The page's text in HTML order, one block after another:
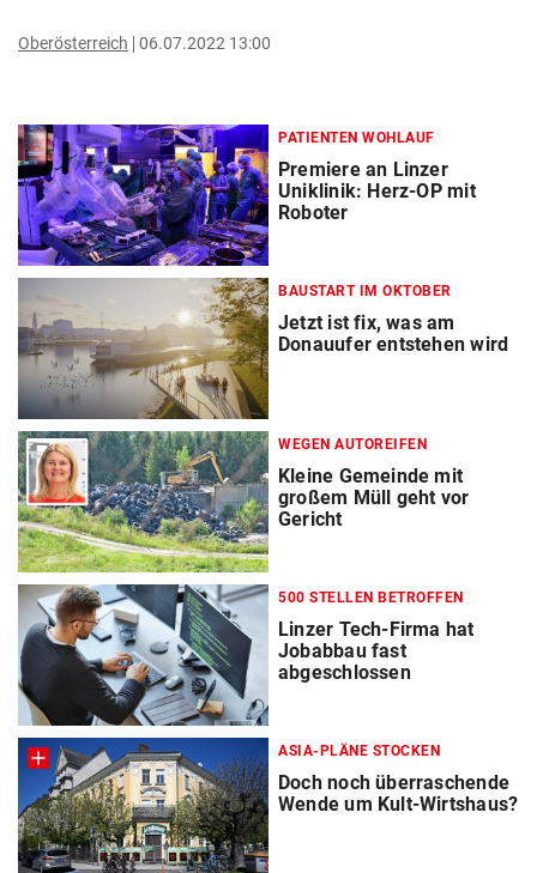
Oberösterreich 06.07.2022 13:00
PATIENTEN WOHLAUF
Premiere an Linzer
Uniklinik: Herz-OP mit
Roboter
BAUSTART IM OKTOBER
Jetzt ist fix, was am
Donauufer entstehen wird
WEGEN AUTOREIFEN
Kleine Gemeinde mit
großem Müll geht vor
Gericht
500 STELLEN BETROFFEN
Linzer Tech-Firma hat
Jobabbau fast
abgeschlossen
ASIA-PLÄNE STOCKEN
Doch noch überraschende
Wende um Kult-Wirtshaus?